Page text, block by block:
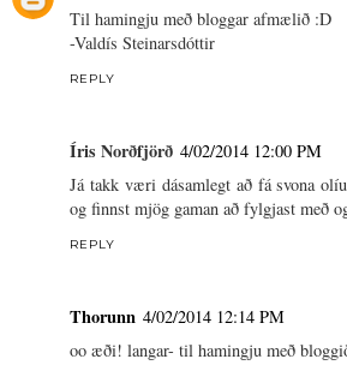
Til hamingju með bloggar afmælið :D
-Valdís Steinarsdóttir
REPLY
Íris Norðfjörð 4/02/2014 12:00 PM
Já takk væri dásamlegt að fá svona
og finnst mjög gaman að fylgjast með
REPLY
Thorunn 4/02/2014 12:14 PM
oo æði! langar- til hamingju með